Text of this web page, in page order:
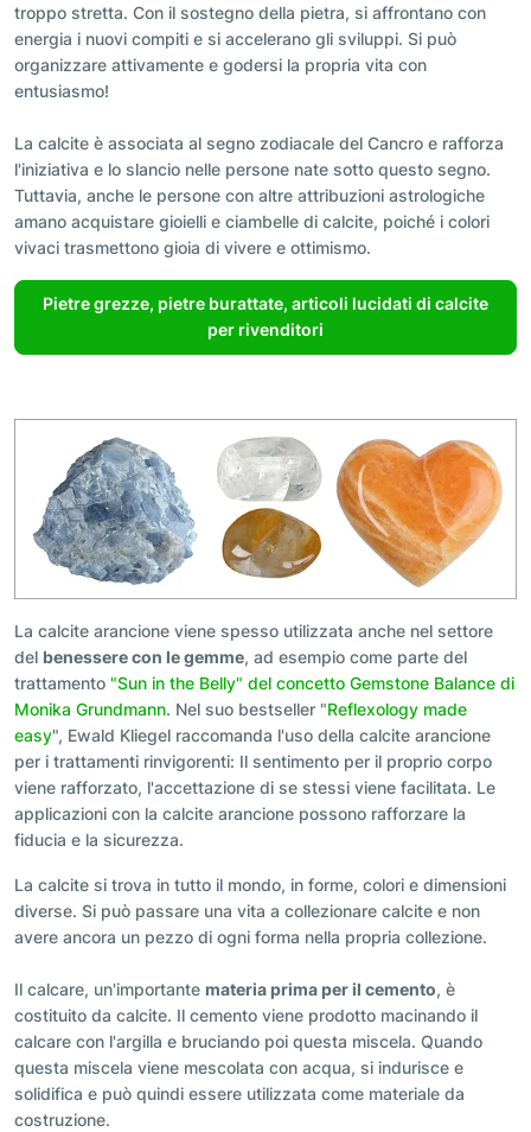
troppo stretta. Con il sostegno della pietra, si affrontano con
energia i nuovi compiti e si accelerano gli sviluppi. Si può
organizzare attivamente e godersi la propria vita con
entusiasmo!
La calcite è associata al segno zodiacale del Cancro e rafforza
l'iniziativa e lo slancio nelle persone nate sotto questo segno.
Tuttavia, anche le persone con altre attribuzioni astrologiche
amano acquistare gioielli e ciambelle di calcite, poiché i colori
vivaci trasmettono gioia di vivere e ottimismo.
Pietre grezze, pietre burattate, articoli lucidati di calcite
per rivenditori
La calcite arancione viene spesso utilizzata anche nel settore
del benessere con le gemme, ad esempio come parte del
trattamento "Sun in the Belly" del concetto Gemstone Balance di
Monika Grundmann. Nel suo bestseller "Reflexology made
easy", Ewald Kliegel raccomanda l'uso della calcite arancione
per i trattamenti rinvigorenti: Il sentimento per il proprio corpo
viene rafforzato, l'accettazione di se stessi viene facilitata. Le
applicazioni con la calcite arancione possono rafforzare la
fiducia e la sicurezza.
La calcite si trova in tutto il mondo, in forme, colori e dimensioni
diverse. Si può passare una vita a collezionare calcite e non
avere ancora un pezzo di ogni forma nella propria collezione.
Il calcare, un'importante materia prima per il cemento, è
costituito da calcite. Il cemento viene prodotto macinando il
calcare con l'argilla e bruciando poi questa miscela. Quando
questa miscela viene mescolata con acqua, si indurisce e
solidifica e può quindi essere utilizzata come materiale da
costruzione.